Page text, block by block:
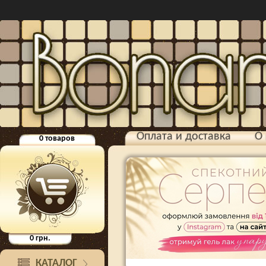
0товаров
0грн.
КАТАЛОГ
Оплата и доставка О